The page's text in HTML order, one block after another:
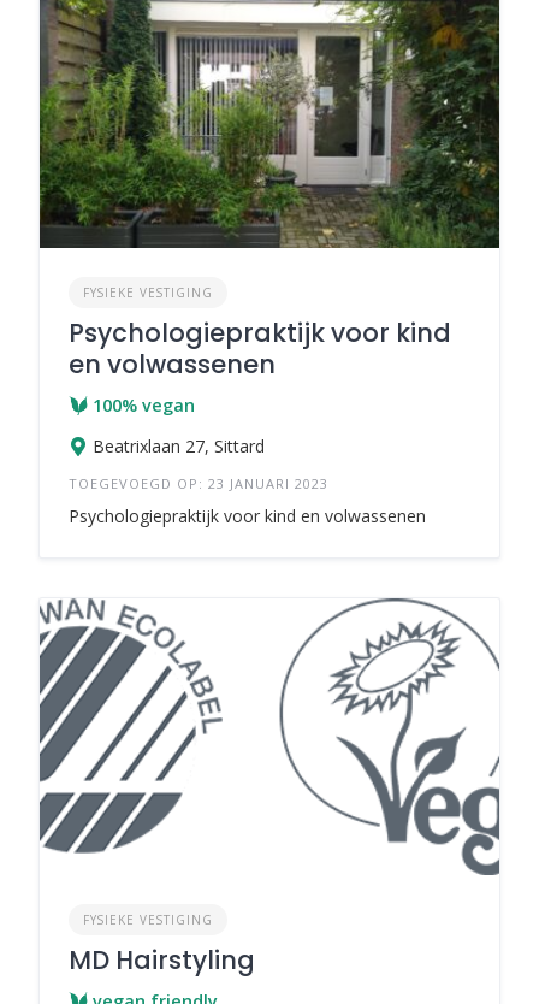
FYSIEKE VESTIGING
Psychologiepraktijk voor kind
en volwassenen
100% vegan
Beatrixlaan 27, Sittard
TOEGEVOEGD OP: 23 JANUARI 2023
Psychologiepraktijk voor kind en volwassenen
FYSIEKE VESTIGING
MD Hairstyling